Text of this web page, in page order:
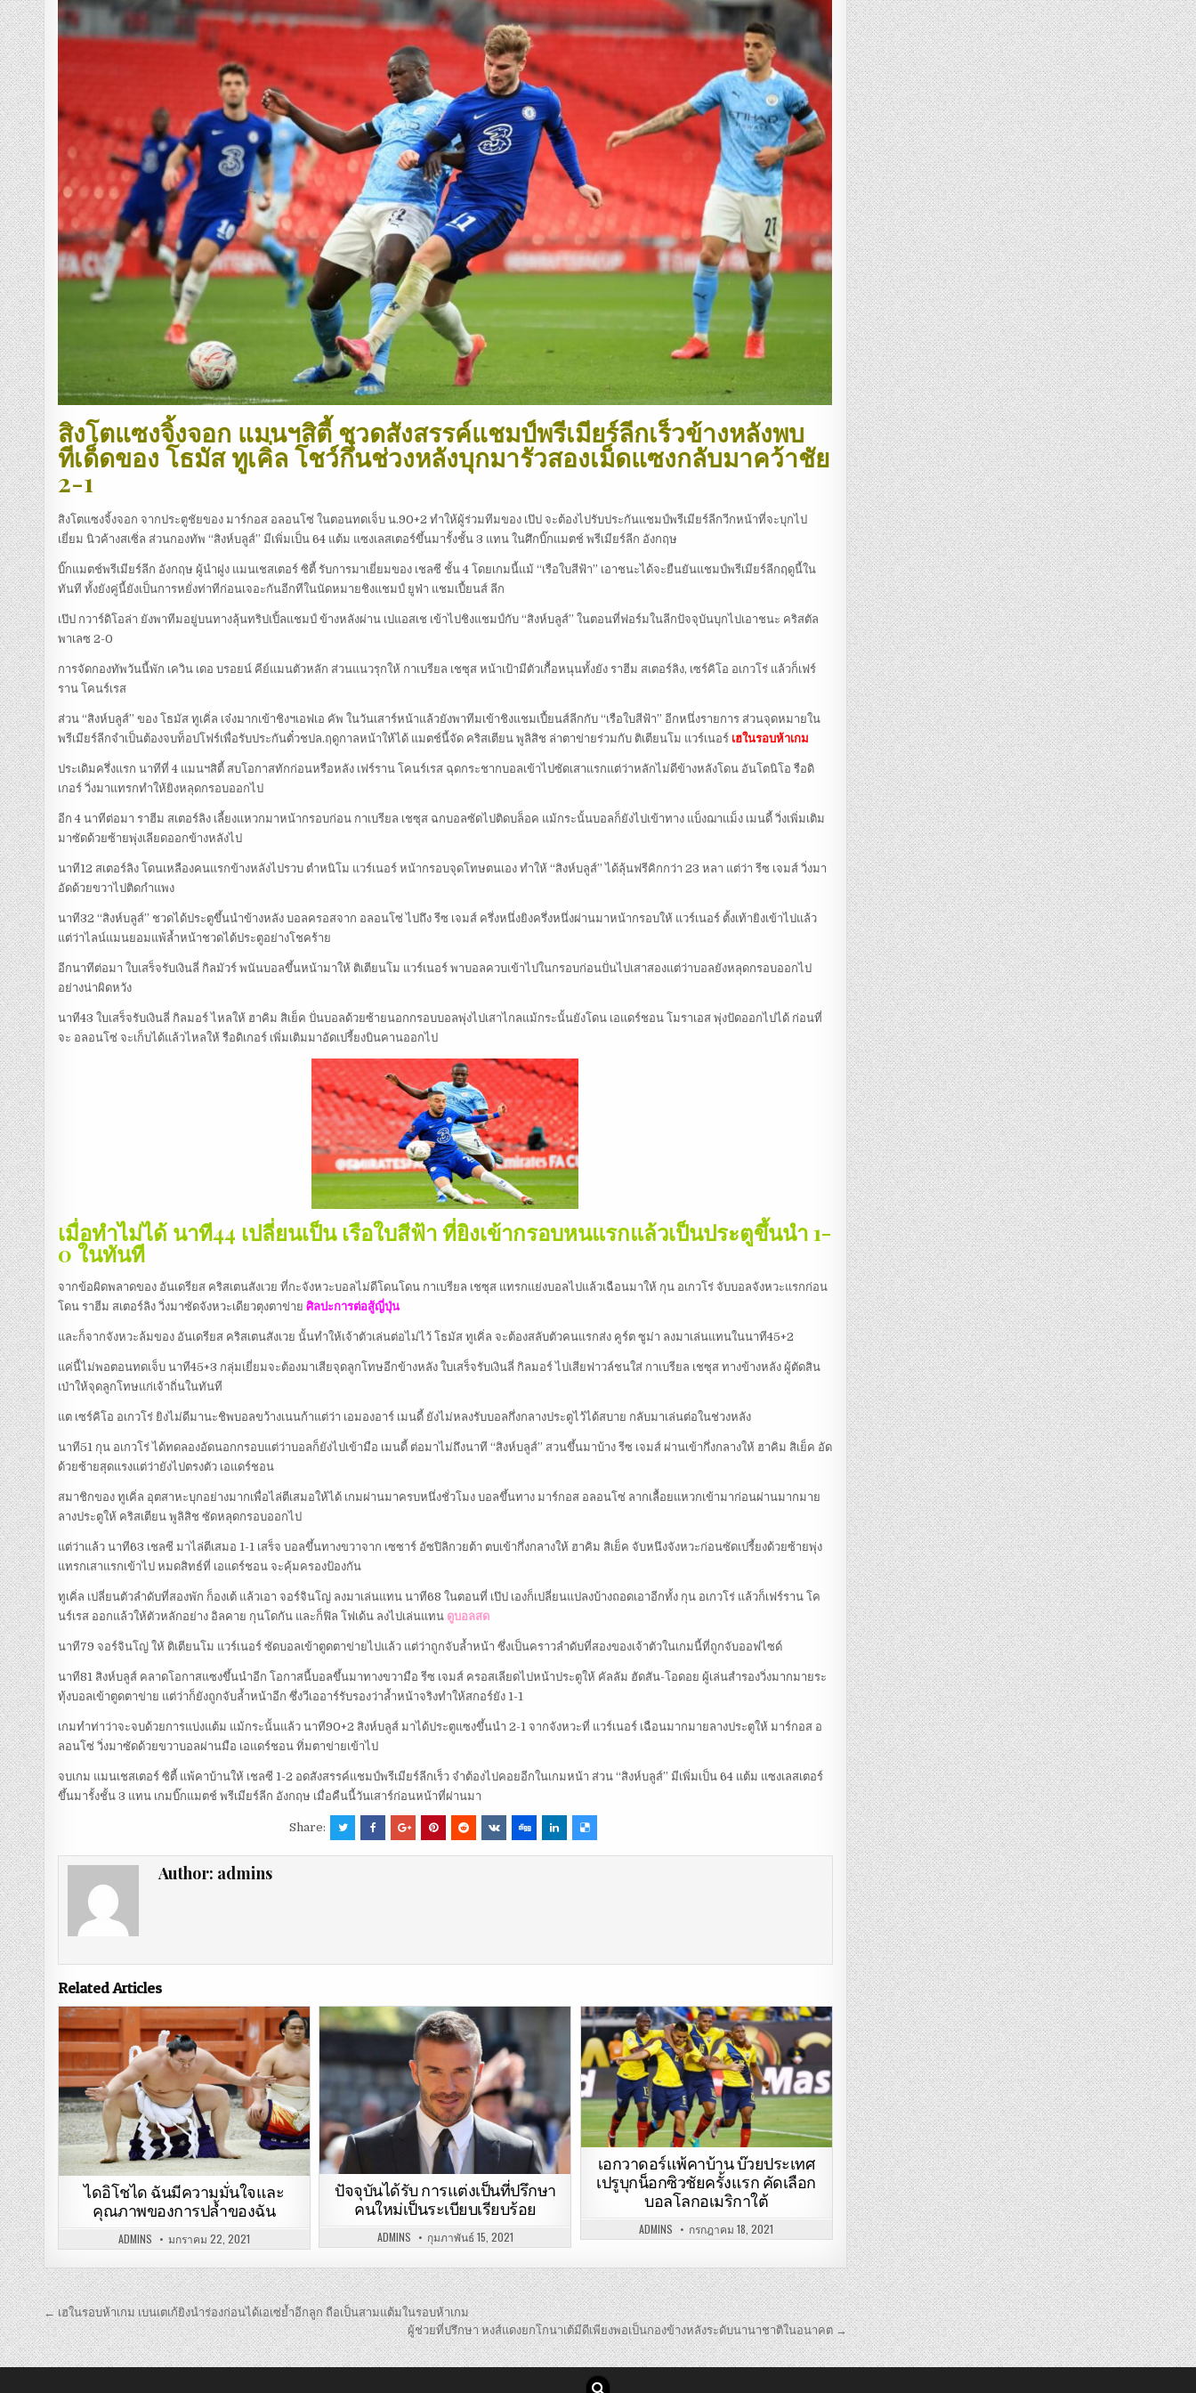
สิงโตแซงจิ้งจอก แมนฯสิตี้ ชวดสังสรรค์แชมป์พรีเมียร์ลีกเร็วข้างหลังพบ
ทีเด็ดของ โธมัส ทูเคิ่ล โชว์กึ๋นช่วงหลังบุกมารัวสองเม็ดแซงกลับมาคว้าชัย
2-1
สิงโตแซงจิ้งจอก จากประตูชัยของ มาร์กอส อลอนโซ่ ในตอนทดเจ็บ น.90+2 ทำให้ผู้ร่วมทีมของ เป๊ป จะต้องไปรับประกันแชมป์พรีเมียร์ลีกวีกหน้าที่จะบุกไป
เยี่ยม นิวค้างสเซิ่ล ส่วนกองทัพ “สิงห์บลูส์” มีเพิ่มเป็น 64 แต้ม แซงเลสเตอร์ขึ้นมารั้งชั้น 3 แทน ในศึกบิ๊กแมตช์ พรีเมียร์ลีก อังกฤษ
บิ๊กแมตช์พรีเมียร์ลีก อังกฤษ ผู้นำฝูง แมนเชสเตอร์ ซิตี้ รับการมาเยี่ยมของ เชลซี ชั้น 4 โดยเกมนี้แม้ “เรือใบสีฟ้า” เอาชนะได้จะยืนยันแชมป์พรีเมียร์ลีกฤดูนี้ใน
ทันที ทั้งยังคู่นี้ยังเป็นการหยั่งท่าทีก่อนเจอะกันอีกทีในนัดหมายชิงแชมป์ ยูฟ่า แชมเปี้ยนส์ ลีก
เป๊ป กวาร์ดิโอล่า ยังพาทีมอยู่บนทางลุ้นทริปเปิ้ลแชมป์ ข้างหลังผ่าน เปแอสเช เข้าไปชิงแชมป์กับ “สิงห์บลูส์” ในตอนที่ฟอร์มในลีกปัจจุบันบุกไปเอาชนะ คริสตัล
พาเลซ 2-0
การจัดกองทัพวันนี้พัก เควิน เดอ บรอยน์ คีย์แมนตัวหลัก ส่วนแนวรุกให้ กาเบรียล เชซุส หน้าเป้ามีตัวเกื้อหนุนทั้งยัง ราฮีม สเตอร์ลิง, เซร์คิโอ อเกวโร่ แล้วก็เฟร์
ราน โคนร์เรส
ส่วน “สิงห์บลูส์” ของ โธมัส ทูเคิ่ล เจ๋งมากเข้าชิงฯเอฟเอ คัพ ในวันเสาร์หน้าแล้วยังพาทีมเข้าชิงแชมเปี้ยนส์ลีกกับ “เรือใบสีฟ้า” อีกหนึ่งรายการ ส่วนจุดหมายใน
พรีเมียร์ลีกจำเป็นต้องจบท็อปโฟร์เพื่อรับประกันตั๋วชปล.ฤดูกาลหน้าให้ได้ แมตช์นี้จัด คริสเตียน พูลิสิช ล่าตาข่ายร่วมกับ ติเตียนโม แวร์เนอร์ เฮในรอบห้าเกม
ประเดิมครึ่งแรก นาทีที่ 4 แมนฯสิตี้ สบโอกาสทักก่อนหรือหลัง เฟร์ราน โคนร์เรส ฉุดกระชากบอลเข้าไปซัดเสาแรกแต่ว่าหลักไม่ดีข้างหลังโดน อันโตนิโอ รือดิ
เกอร์ วิ่งมาแทรกทำให้ยิงหลุดกรอบออกไป
อีก 4 นาทีต่อมา ราฮีม สเตอร์ลิง เลี้ยงแหวกมาหน้ากรอบก่อน กาเบรียล เชซุส ฉกบอลซัดไปติดบล็อค แม้กระนั้นบอลก็ยังไปเข้าทาง แบ็งฌาแม็ง เมนดี้ วิ่งเพิ่มเติม
มาซัดด้วยซ้ายพุ่งเลียดออกข้างหลังไป
นาที12 สเตอร์ลิง โดนเหลืองคนแรกข้างหลังไปรวบ ตำหนิโม แวร์เนอร์ หน้ากรอบจุดโทษตนเอง ทำให้ “สิงห์บลูส์” ได้ลุ้นฟรีคิกกว่า 23 หลา แต่ว่า รีซ เจมส์ วิ่งมา
อัดด้วยขวาไปติดกำแพง
นาที32 “สิงห์บลูส์” ชวดได้ประตูขึ้นนำข้างหลัง บอลครอสจาก อลอนโซ่ ไปถึง รีซ เจมส์ ครึ่งหนึ่งยิงครึ่งหนึ่งผ่านมาหน้ากรอบให้ แวร์เนอร์ ตั้งเท้ายิงเข้าไปแล้ว
แต่ว่าไลน์แมนยอมแพ้ล้ำหน้าชวดได้ประตูอย่างโชคร้าย
อีกนาทีต่อมา ใบเสร็จรับเงินลี่ กิลมัวร์ พนันบอลขึ้นหน้ามาให้ ติเตียนโม แวร์เนอร์ พาบอลควบเข้าไปในกรอบก่อนปั่นไปเสาสองแต่ว่าบอลยังหลุดกรอบออกไป
อย่างน่าผิดหวัง
นาที43 ใบเสร็จรับเงินลี่ กิลมอร์ ไหลให้ ฮาคิม สิเย็ค ปั่นบอลด้วยซ้ายนอกกรอบบอลพุ่งไปเสาไกลแม้กระนั้นยังโดน เอแดร์ชอน โมราเอส พุ่งปัดออกไปได้ ก่อนที่
จะ อลอนโซ่ จะเก็บได้แล้วไหลให้ รือดิเกอร์ เพิ่มเติมมาอัดเปรี้ยงบินคานออกไป
เมื่อทำไม่ได้ นาที44 เปลี่ยนเป็น เรือใบสีฟ้า ที่ยิงเข้ากรอบหนแรกแล้วเป็นประตูขึ้นนำ 1-
0 ในทันที
จากข้อผิดพลาดของ อันเดรียส คริสเตนสังเวย ที่กะจังหวะบอลไม่ดีโดนโดน กาเบรียล เชซุส แทรกแย่งบอลไปแล้วเฉือนมาให้ กุน อเกวโร่ จับบอลจังหวะแรกก่อน
โดน ราฮีม สเตอร์ลิง วิ่งมาซัดจังหวะเดียวตุงตาข่ายศิลปะการต่อสู้ญี่ปุ่น
และก็จากจังหวะล้มของ อันเดรียส คริสเตนสังเวย นั้นทำให้เจ้าตัวเล่นต่อไม่ไว้ โธมัส ทูเคิ่ล จะต้องสลับตัวคนแรกส่ง คูร์ต ซูม่า ลงมาเล่นแทนในนาที45+2
แค่นี้ไม่พอตอนทดเจ็บ นาที45+3 กลุ่มเยี่ยมจะต้องมาเสียจุดลูกโทษอีกข้างหลัง ใบเสร็จรับเงินลี่ กิลมอร์ ไปเสียฟาวล์ชนใส่ กาเบรียล เชซุส ทางข้างหลัง ผู้ตัดสิน
เป่าให้จุดลูกโทษแก่เจ้าถิ่นในทันที
แต เซร์คิโอ อเกวโร่ ยิงไม่ดีมานะชิพบอลขว้างเนนก้าแต่ว่า เอมองอาร์ เมนดี้ ยังไม่หลงรับบอลกึ่งกลางประตูไว้ได้สบาย กลับมาเล่นต่อในช่วงหลัง
นาที51 กุน อเกวโร่ ได้ทดลองอัดนอกกรอบแต่ว่าบอลก็ยังไปเข้ามือ เมนดี้ ต่อมาไม่ถึงนาที “สิงห์บลูส์” สวนขึ้นมาบ้าง รีซ เจมส์ ผ่านเข้ากึ่งกลางให้ ฮาคิม สิเย็ค อัด
ด้วยซ้ายสุดแรงแต่ว่ายังไปตรงตัว เอแดร์ชอน
สมาชิกของ ทูเคิ่ล อุตสาหะบุกอย่างมากเพื่อไล่ตีเสมอให้ได้ เกมผ่านมาครบหนึ่งชั่วโมง บอลขึ้นทาง มาร์กอส อลอนโซ่ ลากเลื้อยแหวกเข้ามาก่อนผ่านมากมาย
ลางประตูให้ คริสเตียน พูลิสิช ซัดหลุดกรอบออกไป
แต่ว่าแล้ว นาที63 เชลซี มาไล่ตีเสมอ 1-1 เสร็จ บอลขึ้นทางขวาจาก เซซาร์ อัซปิลิกวยต้า ตบเข้ากึ่งกลางให้ ฮาคิม สิเย็ค จับหนึงจังหวะก่อนซัดเปรี้ยงด้วยซ้ายพุ่ง
แทรกเสาแรกเข้าไป หมดสิทธ์ที่ เอแดร์ชอน จะคุ้มครองป้องกัน
ทูเคิ่ล เปลี่ยนตัวลำดับที่สองพัก ก็องเต้ แล้วเอา จอร์จินโญ่ ลงมาเล่นแทน นาที68 ในตอนที่ เป๊ป เองก็เปลี่ยนแปลงบ้างถอดเอาอีกทั้ง กุน อเกวโร่ แล้วก็เฟร์ราน โค
นร์เรส ออกแล้วให้ตัวหลักอย่าง อิลคาย กุนโดกัน และก็ฟิล โฟเด้น ลงไปเล่นแทน ดูบอลสด
นาที79 จอร์จินโญ่ ให้ ติเตียนโม แวร์เนอร์ ซัดบอลเข้าตูดตาข่ายไปแล้ว แต่ว่าถูกจับล้ำหน้า ซึ่งเป็นคราวลำดับที่สองของเจ้าตัวในเกมนี้ที่ถูกจับออฟไซด์
นาที81 สิงห์บลูส์ คลาดโอกาสแซงขึ้นนำอีก โอกาสนี้บอลขึ้นมาทางขวามือ รีซ เจมส์ ครอสเลียดไปหน้าประตูให้ คัลลัม ฮัดสัน-โอดอย ผู้เล่นสำรองวิ่งมากมายระ
ทุ้งบอลเข้าตูดตาข่าย แต่ว่าก็ยังถูกจับล้ำหน้าอีก ซึ่งวีเออาร์รับรองว่าล้ำหน้าจริงทำให้สกอร์ยัง 1-1
เกมทำท่าว่าจะจบด้วยการแบ่งแต้ม แม้กระนั้นแล้ว นาที90+2 สิงห์บลูส์ มาได้ประตูแซงขึ้นนำ 2-1 จากจังหวะที่ แวร์เนอร์ เฉือนมากมายลางประตูให้ มาร์กอส อ
ลอนโซ่ วิ่งมาซัดด้วยขวาบอลผ่านมือ เอแดร์ชอน ทิ่มตาข่ายเข้าไป
จบเกม แมนเชสเตอร์ ซิตี้ แพ้คาบ้านให้ เชลซี 1-2 อดสังสรรค์แชมป์พรีเมียร์ลีกเร็ว จำต้องไปคอยอีกในเกมหน้า ส่วน “สิงห์บลูส์” มีเพิ่มเป็น 64 แต้ม แซงเลสเตอร์
ขึ้นมารั้งชั้น 3 แทน เกมบิ๊กแมตช์ พรีเมียร์ลีก อังกฤษ เมื่อคืนนี้วันเสาร์ก่อนหน้าที่ผ่านมา
Share:
Author: admins
Related Articles
ไดอิโชได ฉันมีความมั่นใจและ
คุณภาพของการปล้ำของฉัน
ADMINS มกราคม 22, 2021
ปัจจุบันได้รับ การแต่งเป็นที่ปรึกษา
คนใหม่เป็นระเบียบเรียบร้อย
ADMINS กุมภาพันธ์ 15, 2021
เอกวาดอร์แพ้คาบ้าน บ๊วยประเทศ
เปรูบุกน็อกซิวชัยครั้งแรก คัดเลือก
บอลโลกอเมริกาใต้
ADMINS กรกฎาคม 18, 2021
เมนู
นำทาง
เรื่อง
← เฮในรอบห้าเกม เบนเตเก้ยิงนำร่องก่อนได้เอเซ่ย้ำอีกลูก ถือเป็นสามแต้มในรอบห้าเกม
ผู้ช่วยที่ปรึกษา หงส์แดงยกโกนาเต้มีดีเพียงพอเป็นกองข้างหลังระดับนานาชาติในอนาคต →